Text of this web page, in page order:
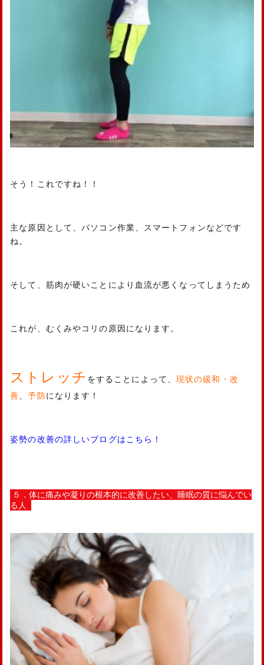
そう！これですね！！
主な原因として、パソコン作業、スマートフォンなどです
ね。
そして、筋肉が硬いことにより血流が悪くなってしまうため
これが、むくみやコリの原因になります。
ストレッチ をすることによって、現状の緩和・改
善、予防になります！
姿勢の改善の詳しいブログはこちら！
５．体に痛みや凝りの根本的に改善したい、睡眠の質に悩んでい
る人